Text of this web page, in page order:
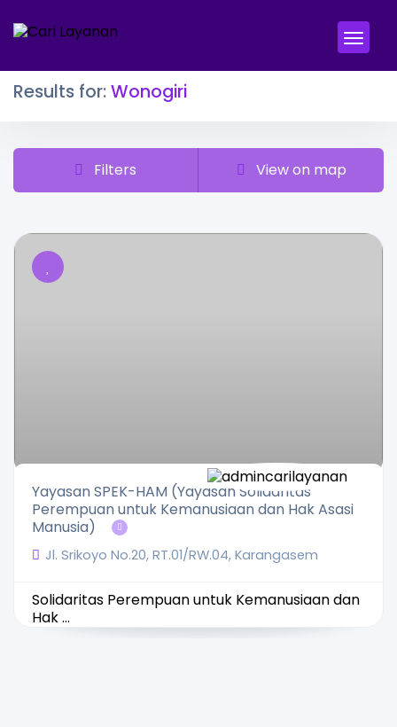
Results for:Wonogiri
Filters View on map
Yayasan SPEK-HAM (Yayasan Solidaritas
Perempuan untuk Kemanusiaan dan Hak Asasi
Manusia)
Jl. Srikoyo No.20, RT.01/RW.04, Karangasem
Solidaritas Perempuan untuk Kemanusiaan dan
Hak ...